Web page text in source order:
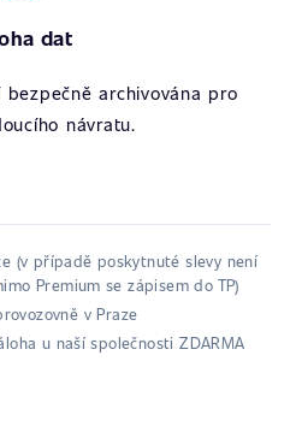
dat
archivována pro
návratu.
(v případě poskytnuté slevy není
Premium se zápisem do TP)
v Praze
u naší společnosti ZDARMA